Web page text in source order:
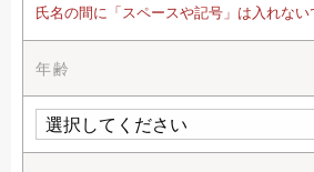
氏名の間に「スペースや記号」は入れない
年齢